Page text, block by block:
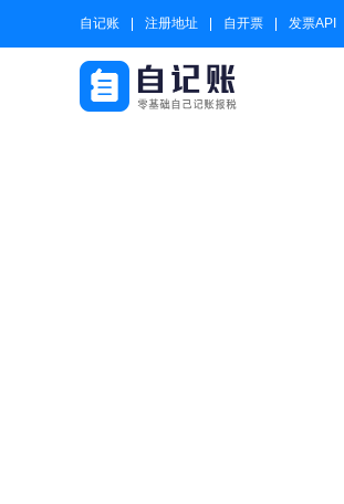
自记账 注册地址 自开票 发票API